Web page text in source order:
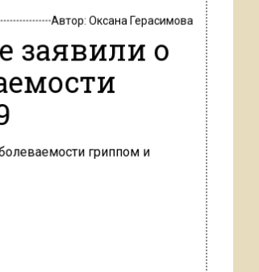
Автор:Оксана Герасимова
заявили о